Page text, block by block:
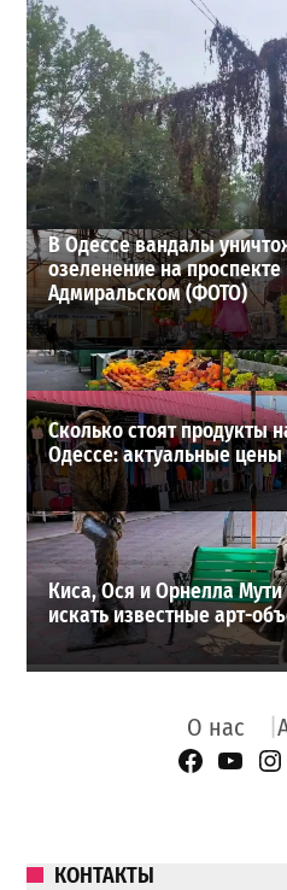
Под Одессой уносит в море
мужчину: идет
28-07-2026 в 17:51
ВИБОР РЕДАКЦИИ
В Одессе вандалы
озеленение на
Адмиральском (ФОТО)
Сколько стоят продукты
Одессе: актуальные цены
Киса, Ося и Орнелла Мути
искать известные арт-
О нас
Facebook
КОНТАКТЫ